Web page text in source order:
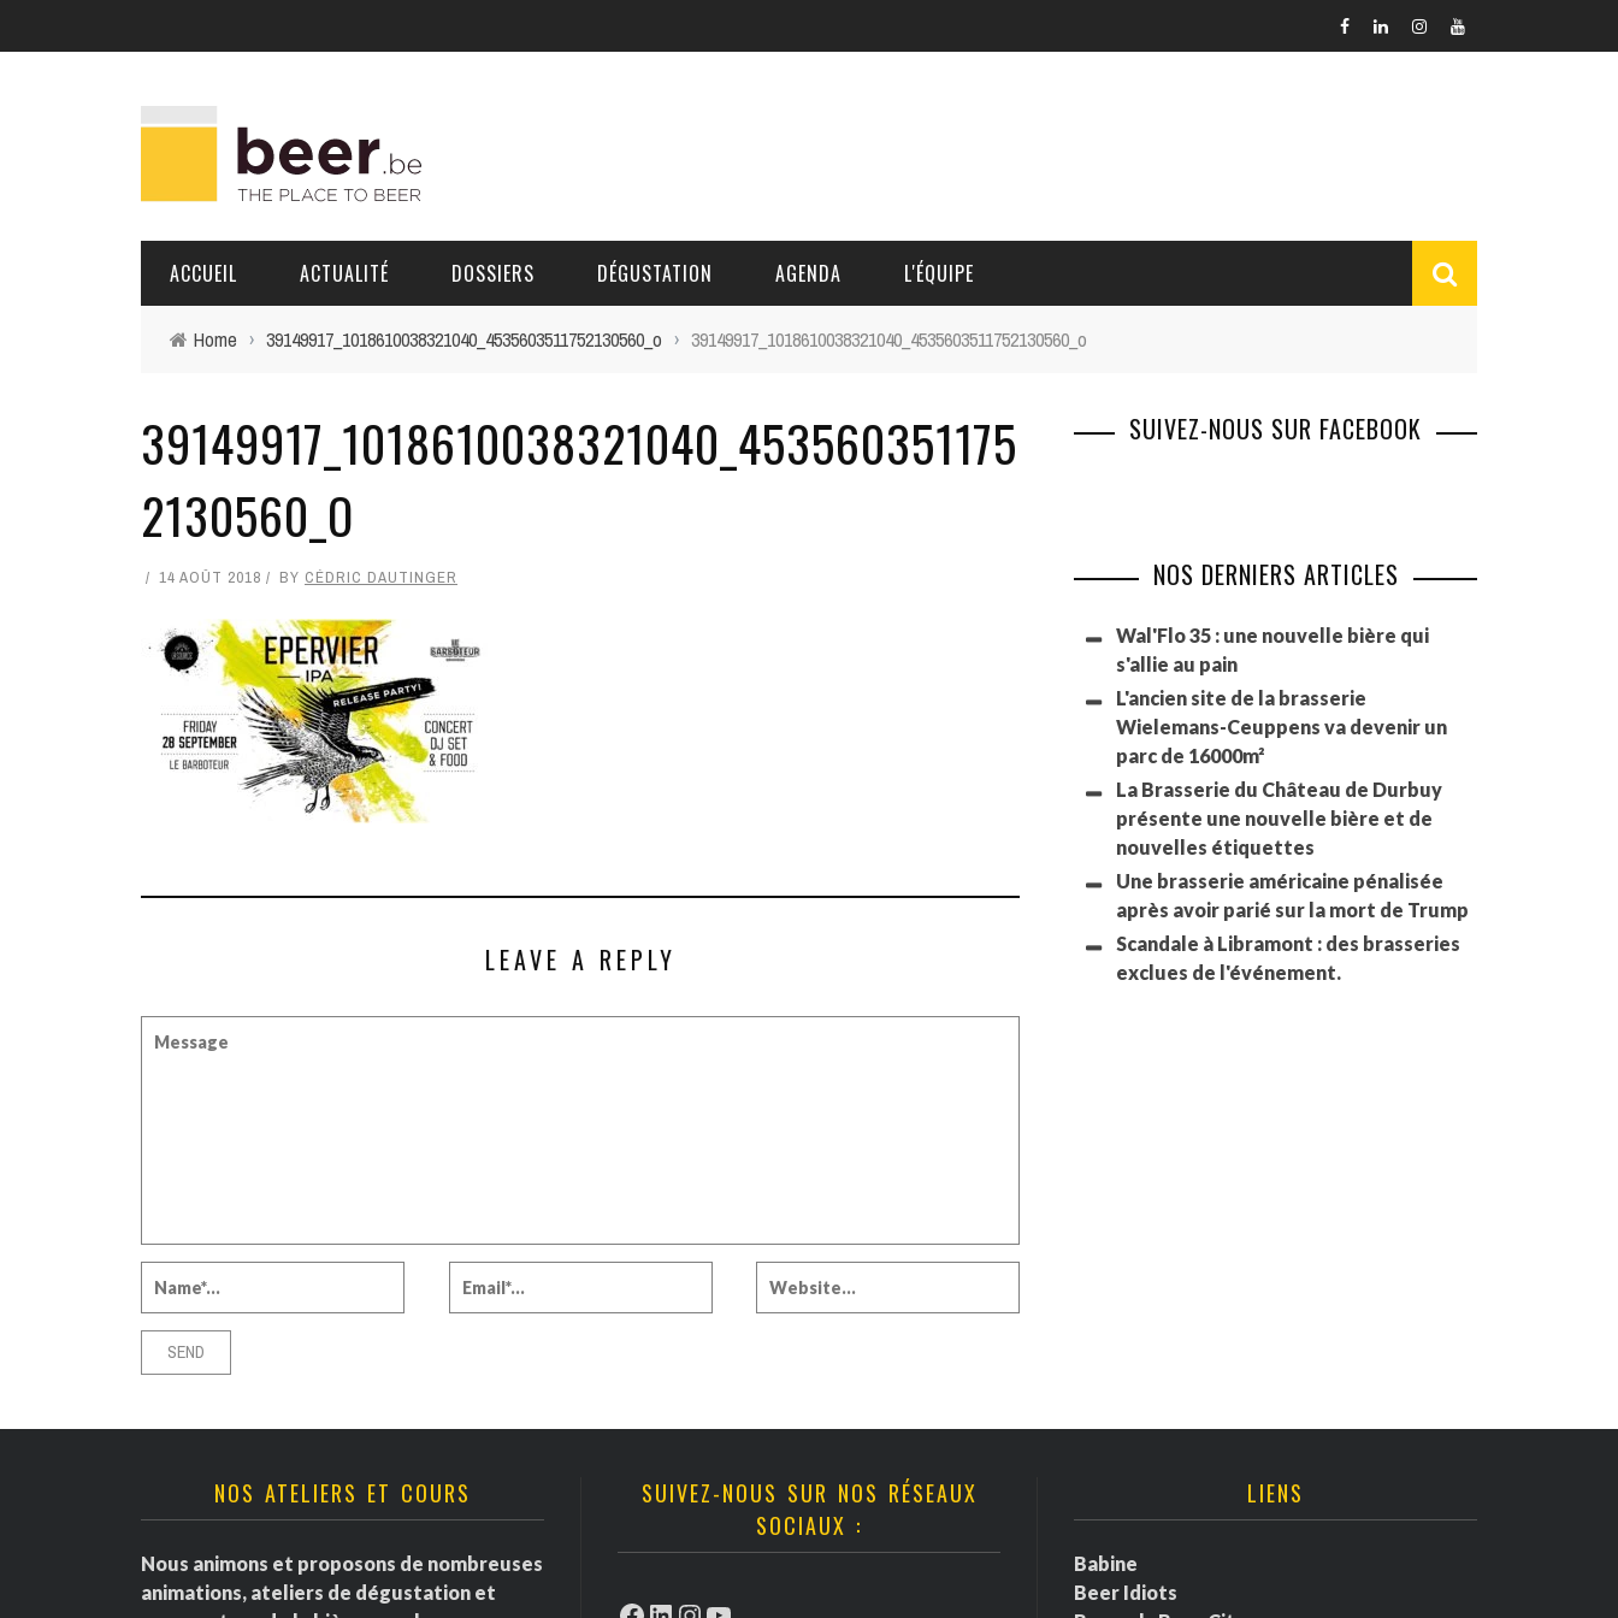
ACCUEIL ACTUALITÉ DOSSIERS
PORTRAITS
DÉGUSTATION AGENDA L'ÉQUIPE
DAVID BLOCTEUR
Home › 39149917_1018610038321040_4535603511752130560_o › 39149917_1018610038321040_4535603511752130560_o
39149917_1018610038321040_453560351175
2130560_O
14 AOÛT 2018 BY CÉDRIC DAUTINGER
LEAVE A REPLY
SUIVEZ-NOUS SUR FACEBOOK
NOS DERNIERS ARTICLES
Wal'Flo 35 : une nouvelle bière qui
s'allie au pain
L'ancien site de la brasserie
Wielemans-Ceuppens va devenir un
parc de 16000m²
La Brasserie du Château de Durbuy
présente une nouvelle bière et de
nouvelles étiquettes
Une brasserie américaine pénalisée
après avoir parié sur la mort de Trump
Scandale à Libramont : des brasseries
exclues de l'événement.
NOS ATELIERS ET COURS
Nous animons et proposons de nombreuses
animations, ateliers de dégustation et
SUIVEZ-NOUS SUR NOS RÉSEAUX
SOCIAUX :
LIENS
Babine
Beer Idiots